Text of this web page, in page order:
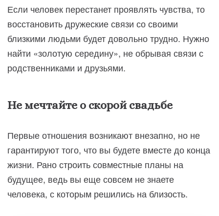
Если человек перестанет проявлять чувства, то
восстановить дружеские связи со своими
близкими людьми будет довольно трудно. Нужно
найти «золотую середину», не обрывая связи с
родственниками и друзьями.
Не мечтайте о скорой свадьбе
Первые отношения возникают внезапно, но не
гарантируют того, что вы будете вместе до конца
жизни. Рано строить совместные планы на
будущее, ведь вы еще совсем не знаете
человека, с которым решились на близость.